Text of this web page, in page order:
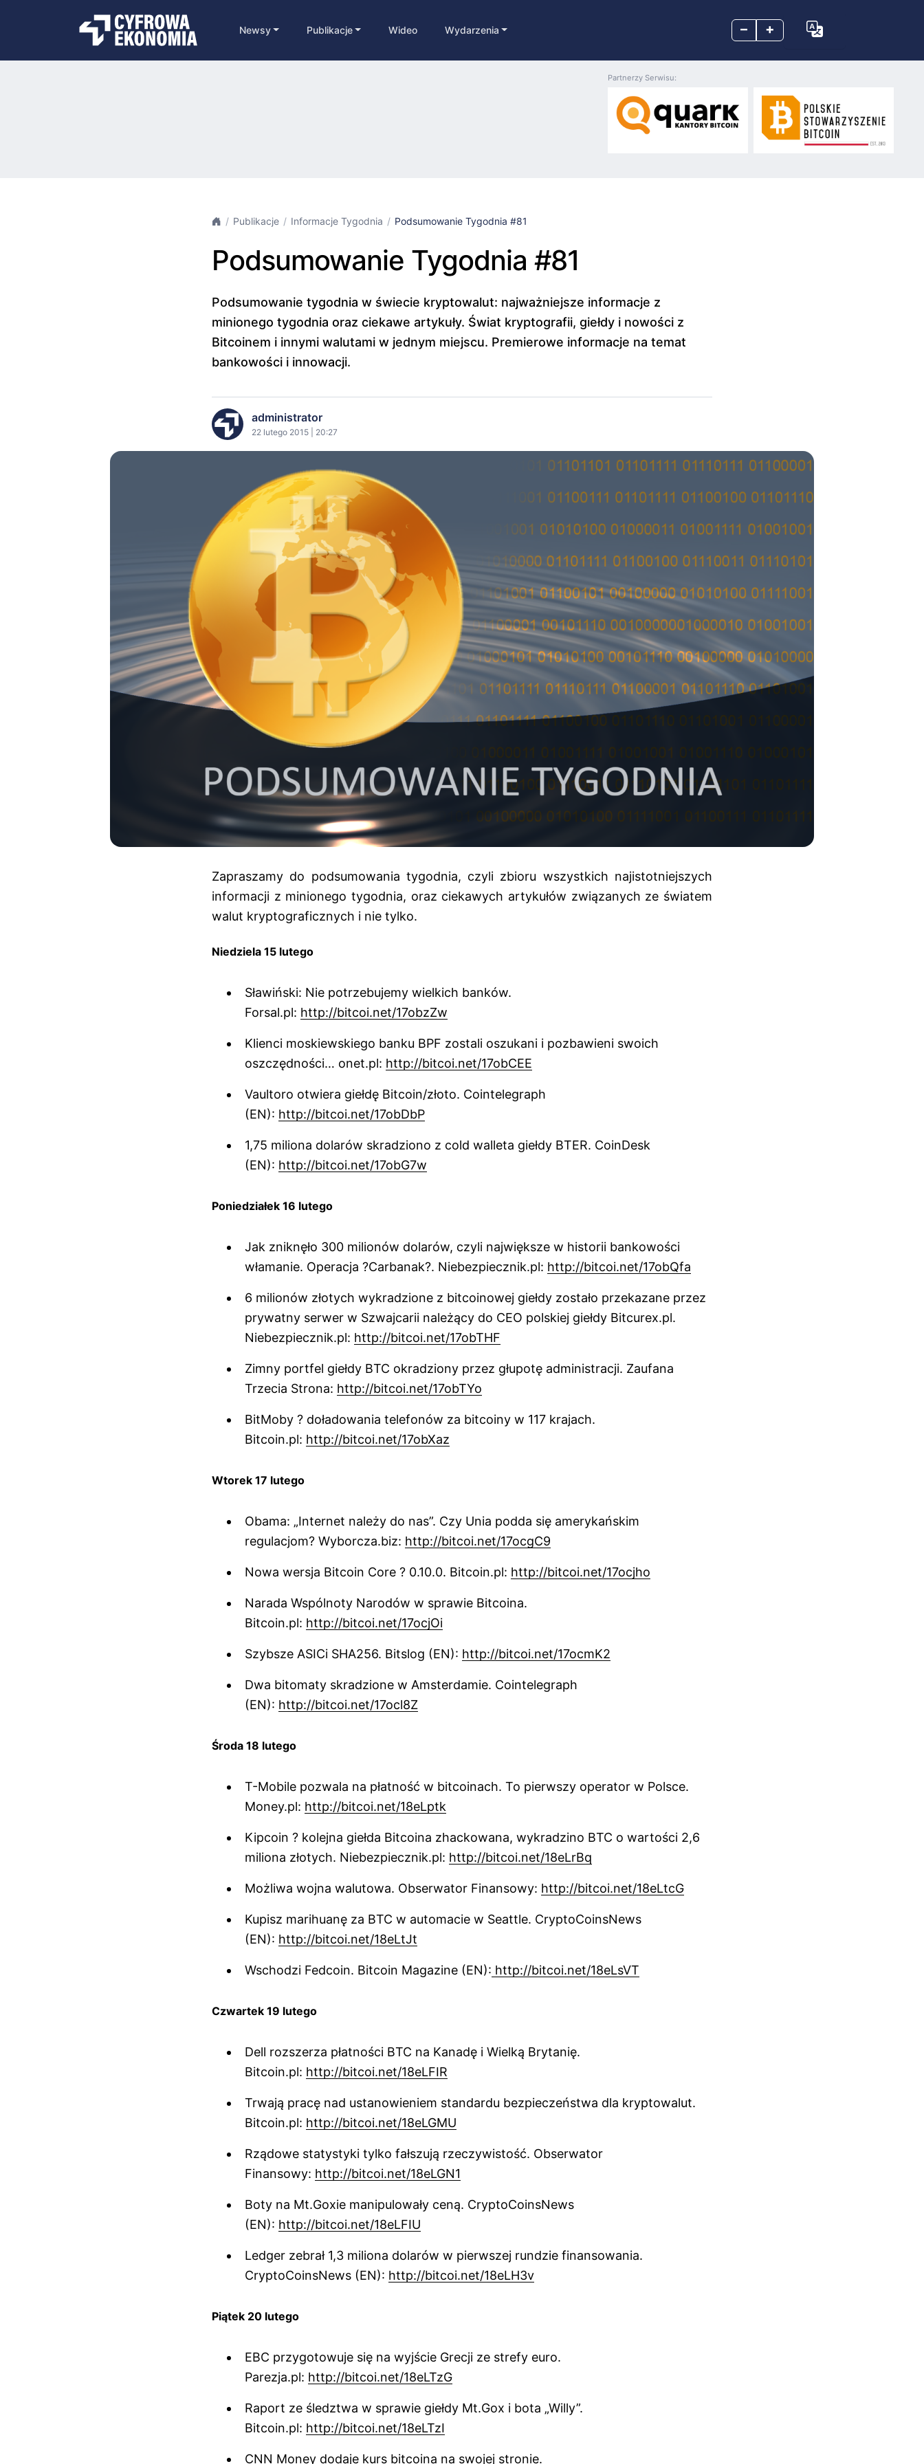
– +
Newsy Publikacje Wideo Wydarzenia
Partnerzy Serwisu:
Publikacje Informacje Tygodnia Podsumowanie Tygodnia #81
Podsumowanie Tygodnia #81
Podsumowanie tygodnia w świecie kryptowalut: najważniejsze informacje z
minionego tygodnia oraz ciekawe artykuły. Świat kryptografii, giełdy i nowości z
Bitcoinem i innymi walutami w jednym miejscu. Premierowe informacje na temat
bankowości i innowacji.
administrator
22 lutego 2015 | 20:27
Zapraszamy do podsumowania tygodnia, czyli zbioru wszystkich najistotniejszych
informacji z minionego tygodnia, oraz ciekawych artykułów związanych ze światem
walut kryptograficznych i nie tylko.
Niedziela 15 lutego
Sławiński: Nie potrzebujemy wielkich banków.
Forsal.pl: http://bitcoi.net/17obzZw
Klienci moskiewskiego banku BPF zostali oszukani i pozbawieni swoich
oszczędności… onet.pl: http://bitcoi.net/17obCEE
Vaultoro otwiera giełdę Bitcoin/złoto. Cointelegraph
(EN): http://bitcoi.net/17obDbP
1,75 miliona dolarów skradziono z cold walleta giełdy BTER. CoinDesk
(EN): http://bitcoi.net/17obG7w
Poniedziałek 16 lutego
Jak zniknęło 300 milionów dolarów, czyli największe w historii bankowości
włamanie. Operacja ?Carbanak?. Niebezpiecznik.pl: http://bitcoi.net/17obQfa
6 milionów złotych wykradzione z bitcoinowej giełdy zostało przekazane przez
prywatny serwer w Szwajcarii należący do CEO polskiej giełdy Bitcurex.pl.
Niebezpiecznik.pl: http://bitcoi.net/17obTHF
Zimny portfel giełdy BTC okradziony przez głupotę administracji. Zaufana
Trzecia Strona: http://bitcoi.net/17obTYo
BitMoby ? doładowania telefonów za bitcoiny w 117 krajach.
Bitcoin.pl: http://bitcoi.net/17obXaz
Wtorek 17 lutego
Obama: „Internet należy do nas”. Czy Unia podda się amerykańskim
regulacjom? Wyborcza.biz: http://bitcoi.net/17ocgC9
Nowa wersja Bitcoin Core ? 0.10.0. Bitcoin.pl: http://bitcoi.net/17ocjho
Narada Wspólnoty Narodów w sprawie Bitcoina.
Bitcoin.pl: http://bitcoi.net/17ocjOi
Szybsze ASICi SHA256. Bitslog (EN): http://bitcoi.net/17ocmK2
Dwa bitomaty skradzione w Amsterdamie. Cointelegraph
(EN): http://bitcoi.net/17ocl8Z
Środa 18 lutego
T-Mobile pozwala na płatność w bitcoinach. To pierwszy operator w Polsce.
Money.pl: http://bitcoi.net/18eLptk
Kipcoin ? kolejna giełda Bitcoina zhackowana, wykradzino BTC o wartości 2,6
miliona złotych. Niebezpiecznik.pl: http://bitcoi.net/18eLrBq
Możliwa wojna walutowa. Obserwator Finansowy: http://bitcoi.net/18eLtcG
Kupisz marihuanę za BTC w automacie w Seattle. CryptoCoinsNews
(EN): http://bitcoi.net/18eLtJt
Wschodzi Fedcoin. Bitcoin Magazine (EN): http://bitcoi.net/18eLsVT
Czwartek 19 lutego
Dell rozszerza płatności BTC na Kanadę i Wielką Brytanię.
Bitcoin.pl: http://bitcoi.net/18eLFIR
Trwają pracę nad ustanowieniem standardu bezpieczeństwa dla kryptowalut.
Bitcoin.pl: http://bitcoi.net/18eLGMU
Rządowe statystyki tylko fałszują rzeczywistość. Obserwator
Finansowy: http://bitcoi.net/18eLGN1
Boty na Mt.Goxie manipulowały ceną. CryptoCoinsNews
(EN): http://bitcoi.net/18eLFIU
Ledger zebrał 1,3 miliona dolarów w pierwszej rundzie finansowania.
CryptoCoinsNews (EN): http://bitcoi.net/18eLH3v
Piątek 20 lutego
EBC przygotowuje się na wyjście Grecji ze strefy euro.
Parezja.pl: http://bitcoi.net/18eLTzG
Raport ze śledztwa w sprawie giełdy Mt.Gox i bota „Willy”.
Bitcoin.pl: http://bitcoi.net/18eLTzI
CNN Money dodaje kurs bitcoina na swojej stronie.